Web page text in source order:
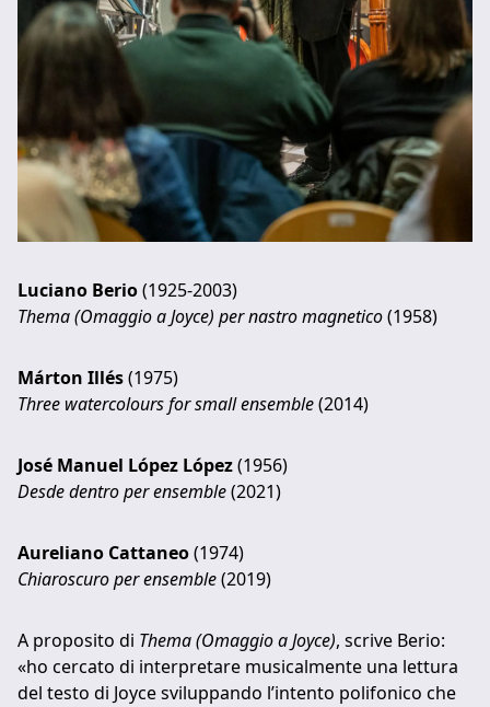
Luciano Berio(1925-2003)
Thema (Omaggio a Joyce) per nastro magnetico(1958)
Márton Illés(1975)
Three watercolours for small ensemble(2014)
José Manuel López López(1956)
Desde dentro per ensemble(2021)
Aureliano Cattaneo(1974)
Chiaroscuro per ensemble(2019)
A proposito di Thema (Omaggio a Joyce), scrive Berio:
«ho cercato di interpretare musicalmente una lettura
del testo di Joyce sviluppando l’intento polifonico che